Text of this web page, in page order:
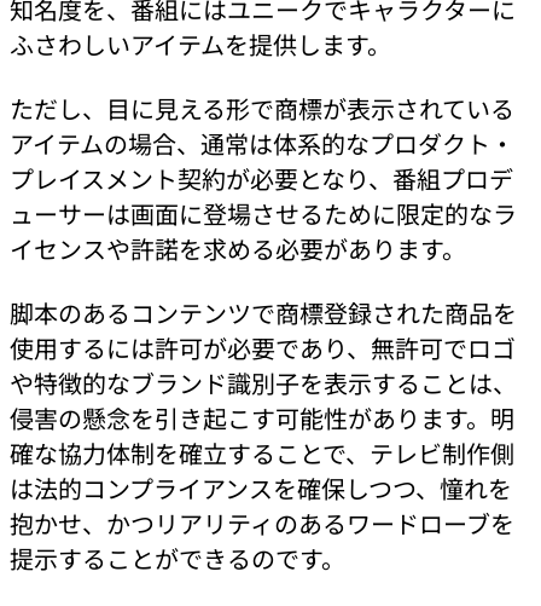
知名度を、番組にはユニークでキャラクターに
ふさわしいアイテムを提供します。
ただし、目に見える形で商標が表示されている
アイテムの場合、通常は体系的なプロダクト・
プレイスメント契約が必要となり、番組プロデ
ューサーは画面に登場させるために限定的なラ
イセンスや許諾を求める必要があります。
脚本のあるコンテンツで商標登録された商品を
使用するには許可が必要であり、無許可でロゴ
や特徴的なブランド識別子を表示することは、
侵害の懸念を引き起こす可能性があります。明
確な協力体制を確立することで、テレビ制作側
は法的コンプライアンスを確保しつつ、憧れを
抱かせ、かつリアリティのあるワードローブを
提示することができるのです。